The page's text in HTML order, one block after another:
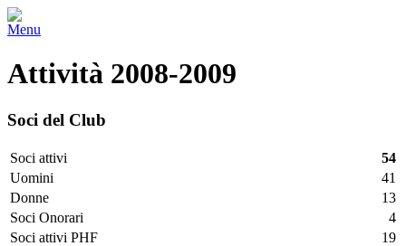
Menu
Attività 2008-2009
Soci del Club
Soci attivi
54
Uomini
41
Donne
13
Soci Onorari
4
Soci attivi PHF
19